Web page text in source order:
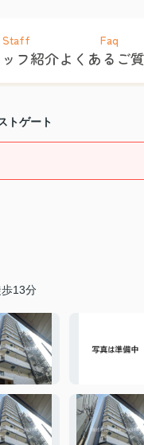
Staff
フ紹介
Faq
よくあるご
トゲート
13分